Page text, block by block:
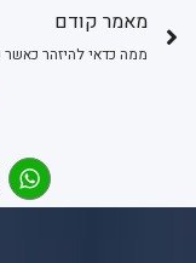
מאמר קודם